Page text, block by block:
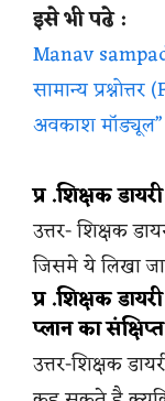
इसे भी पढे :
Manav
सामान्य
अवकाश मॉड्यूल”
प्र .शिक्षक
उत्तर- शिक्षक
जिसमे ये लिखा
प्र .शिक्षक
प्लान का
उत्तर-शिक्षक